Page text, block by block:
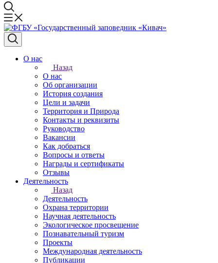
О нас
Назад
О нас
Об организации
История создания
Цели и задачи
Территория и Природа
Контакты и реквизиты
Руководство
Вакансии
Как добраться
Вопросы и ответы
Награды и сертификаты
Отзывы
Деятельность
Назад
Деятельность
Охрана территории
Научная деятельность
Экологическое просвещение
Познавательный туризм
Проекты
Международная деятельность
Публикации